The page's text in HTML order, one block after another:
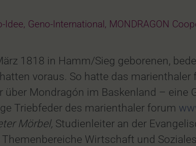
Idee, Geno-International, MONDRAGON
1818 in Hamm/Sieg geborenen,
voraus. So hatte das
über Mondragón im Baskenland – eine
Triebfeder des marienthaler forum
Mörbel, Studienleiter an der
Wirtschaft und